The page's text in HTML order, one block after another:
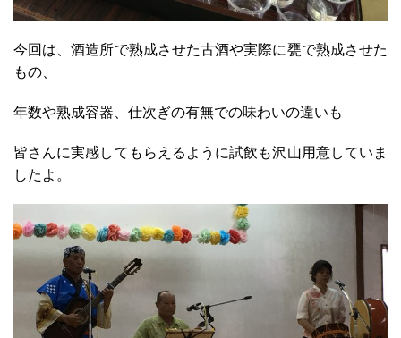
今回は、酒造所で熟成させた古酒や実際に甕で熟成させた
もの、
年数や熟成容器、仕次ぎの有無での味わいの違いも
皆さんに実感してもらえるように試飲も沢山用意していま
したよ。